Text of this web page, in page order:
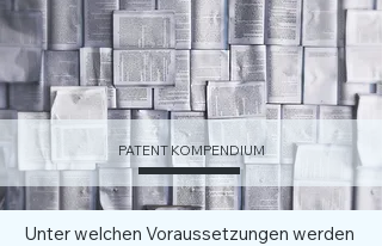
PATENT KOMPENDIUM
Unter welchen Voraussetzungen werden